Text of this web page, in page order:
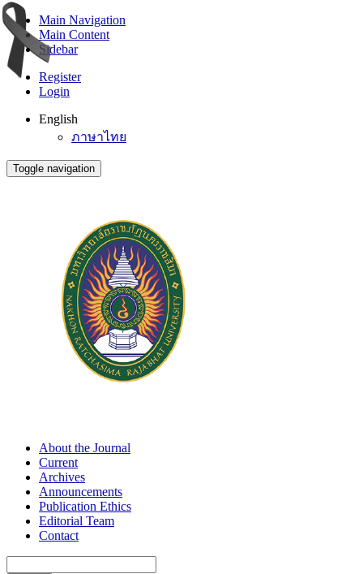
Main Navigation
Main Content
Sidebar
Register
Login
English
ภาษาไทย
Toggle navigation
About the Journal
Current
Archives
Announcements
Publication Ethics
Editorial Team
Contact